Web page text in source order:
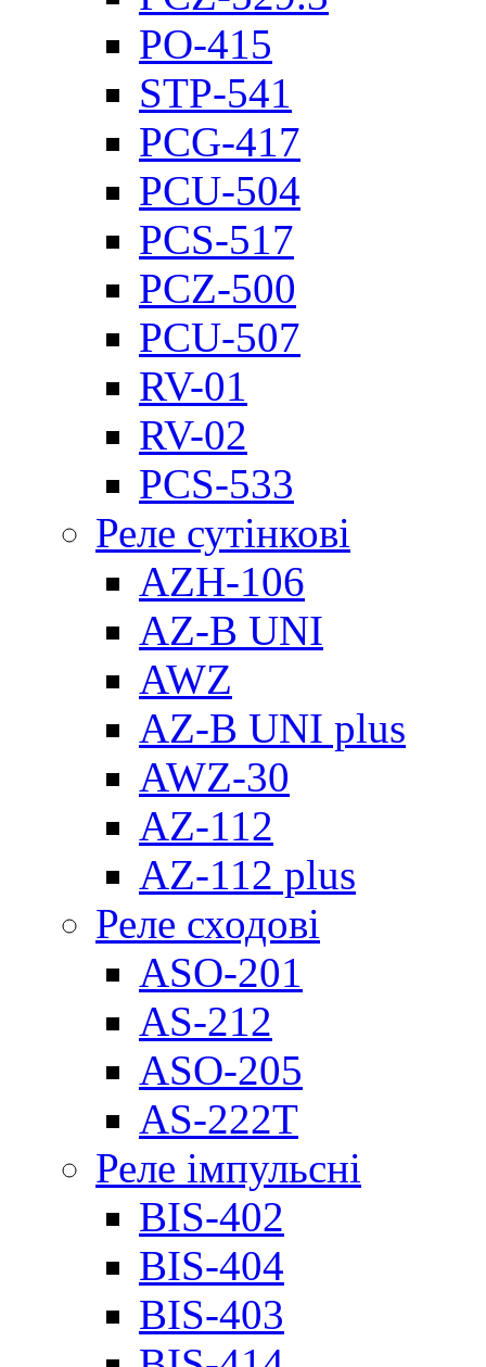
PO-415
STP-541
PCG-417
PCU-504
PCS-517
PCZ-500
PCU-507
RV-01
RV-02
PCS-533
Реле сутінкові
AZH-106
AZ-B UNI
AWZ
AZ-B UNI plus
AWZ-30
AZ-112
AZ-112 plus
Реле сходові
ASO-201
AS-212
ASO-205
AS-222T
Реле імпульсні
BIS-402
BIS-404
BIS-403